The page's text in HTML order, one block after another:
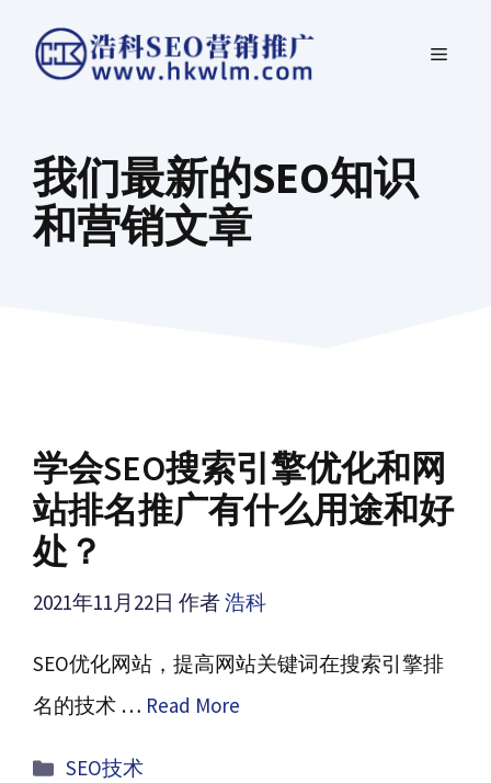
菜
我们最新的SEO知识
和营销文章
学会SEO搜索引擎优化和网
站排名推广有什么用途和好
处？
2021年11月22日 作者浩科
SEO优化网站，提高网站关键词在搜索引擎排
名的技术 … Read More
分
SEO技术